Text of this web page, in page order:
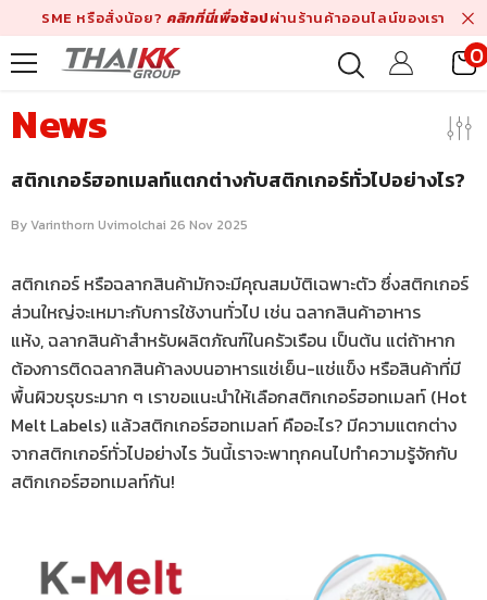
Skip To Content
SME หรือสั่งน้อย? คลิกที่นี่เพื่อช้อปผ่านร้านค้าออนไลน์ของเรา
0
News
สติกเกอร์ฮอทเมลท์แตกต่างกับสติกเกอร์ทั่วไปอย่างไร?
ByVarinthorn Uvimolchai 26 Nov 2025
สติกเกอร์ หรือฉลากสินค้ามักจะมีคุณสมบัติเฉพาะตัว ซึ่งสติกเกอร์
ส่วนใหญ่จะเหมาะกับการใช้งานทั่วไป เช่น ฉลากสินค้าอาหาร
แห้ง, ฉลากสินค้าสำหรับผลิตภัณฑ์ในครัวเรือน เป็นต้น แต่ถ้าหาก
ต้องการติดฉลากสินค้าลงบนอาหารแช่เย็น-แช่แข็ง หรือสินค้าที่มี
พื้นผิวขรุขระมาก ๆ เราขอแนะนำให้เลือกสติกเกอร์ฮอทเมลท์ (Hot
Melt Labels) แล้วสติกเกอร์ฮอทเมลท์ คืออะไร? มีความแตกต่าง
จากสติกเกอร์ทั่วไปอย่างไร วันนี้เราจะพาทุกคนไปทำความรู้จักกับ
สติกเกอร์ฮอทเมลท์กัน!